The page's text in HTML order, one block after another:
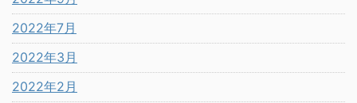
2022年7月
2022年3月
2022年2月